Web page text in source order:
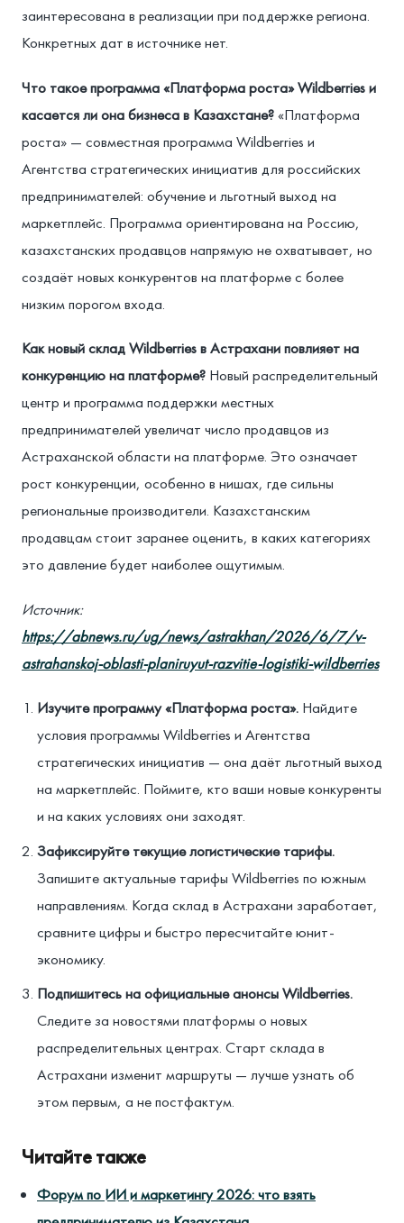
заинтересована в реализации при поддержке региона.
Конкретных дат в источнике нет.
Что такое программа «Платформа роста» Wildberries и
касается ли она бизнеса в Казахстане?«Платформа
роста» — совместная программа Wildberries и
Агентства стратегических инициатив для российских
предпринимателей: обучение и льготный выход на
маркетплейс. Программа ориентирована на Россию,
казахстанских продавцов напрямую не охватывает, но
создаёт новых конкурентов на платформе с более
низким порогом входа.
Как новый склад Wildberries в Астрахани повлияет на
конкуренцию на платформе? Новый распределительный
центр и программа поддержки местных
предпринимателей увеличат число продавцов из
Астраханской области на платформе. Это означает
рост конкуренции, особенно в нишах, где сильны
региональные производители. Казахстанским
продавцам стоит заранее оценить, в каких категориях
это давление будет наиболее ощутимым.
Источник:
https://abnews.ru/ug/news/astrakhan/2026/6/7/v-
astrahanskoj-oblasti-planiruyut-razvitie-logistiki-wildberries
Изучите программу «Платформа роста». Найдите
условия программы Wildberries и Агентства
стратегических инициатив — она даёт льготный выход
на маркетплейс. Поймите, кто ваши новые конкуренты
и на каких условиях они заходят.
Зафиксируйте текущие логистические тарифы.
Запишите актуальные тарифы Wildberries по южным
направлениям. Когда склад в Астрахани заработает,
сравните цифры и быстро пересчитайте юнит-
экономику.
Подпишитесь на официальные анонсы Wildberries.
Следите за новостями платформы о новых
распределительных центрах. Старт склада в
Астрахани изменит маршруты — лучше узнать об
этом первым, а не постфактум.
Читайте также
Форум по ИИ и маркетингу 2026: что взять